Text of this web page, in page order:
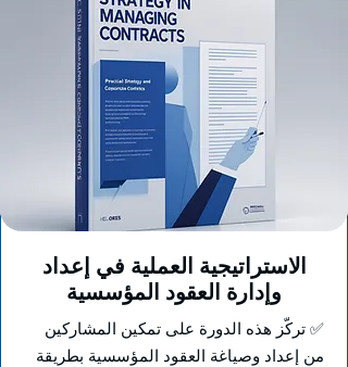
الاستراتيجية العملية في إعداد
وإدارة العقود المؤسسية
✅ تركّز هذه الدورة على تمكين المشاركين
من إعداد وصياغة العقود المؤسسية بطريقة